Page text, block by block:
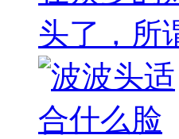
头了，所